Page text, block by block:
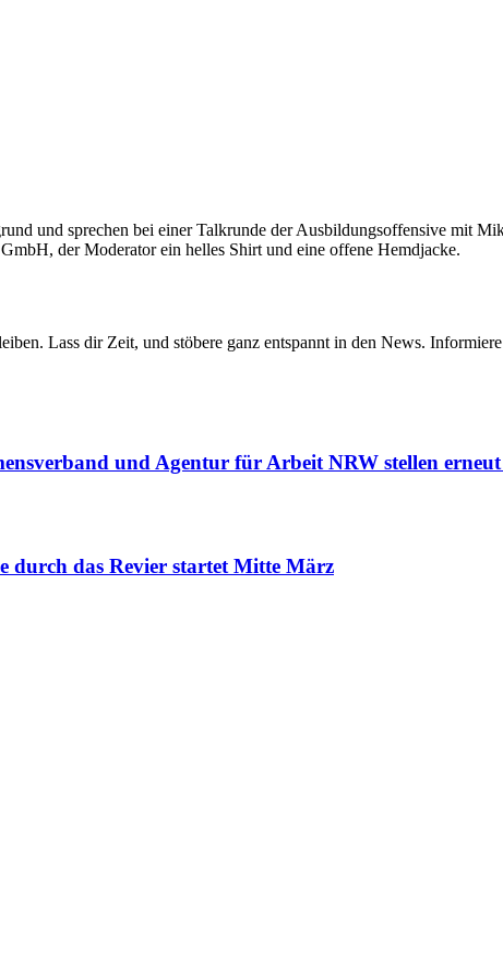
Lass dir Zeit, und stöbere ganz entspannt in den News.
und Agentur für Arbeit NRW stellen
durch das Revier startet Mitte März